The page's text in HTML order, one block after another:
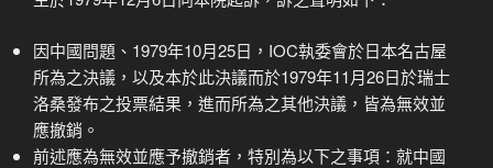
因中國問題、1979年10月25日，IOC執委會於日本名古屋
所為之決議，以及本於此決議而於1979年11月26日於瑞士
洛桑發布之投票結果，進而所為之其他決議，皆為無效並
應撤銷。
前述應為無效並應予撤銷者，特別為以下之事項：就中國